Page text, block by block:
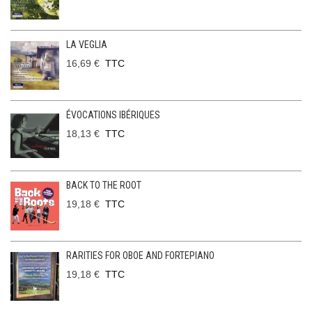
LA VEGLIA
16,69 € TTC
ÉVOCATIONS IBÉRIQUES
18,13 € TTC
BACK TO THE ROOT
19,18 € TTC
RARITIES FOR OBOE AND FORTEPIANO
19,18 € TTC